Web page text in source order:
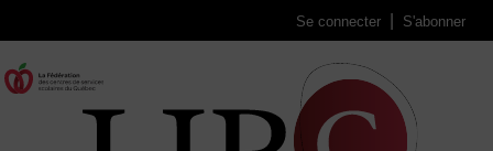
Se connecter S'abonner